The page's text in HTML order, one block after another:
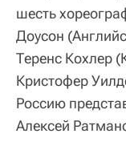
шесть
Доусон
Теренс Кохлер
Кристофер
Россию
Алексей